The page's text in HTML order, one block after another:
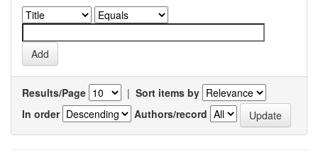
Results/Page | Sort items by
In order
Authors/record